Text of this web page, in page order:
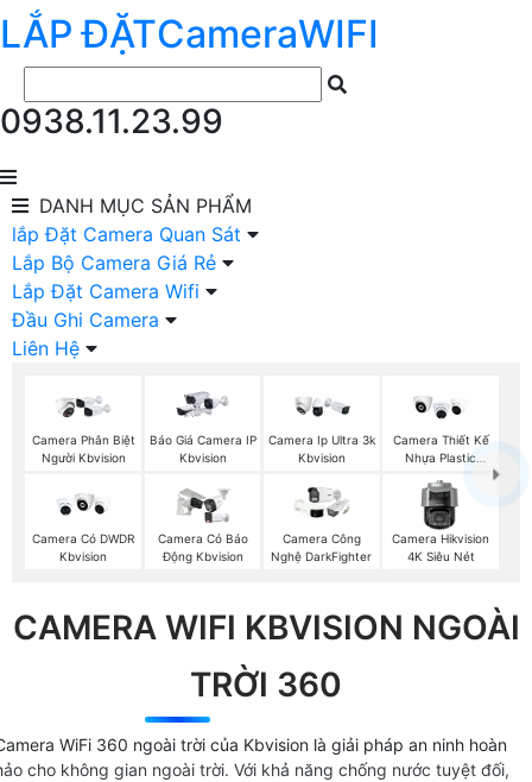
LẮP ĐẶTCameraWIFI
0938.11.23.99
DANH MỤC SẢN PHẨM
lắp Đặt Camera Quan Sát
Lắp Bộ Camera Giá Rẻ
Lắp Đặt Camera Wifi
Đầu Ghi Camera
Liên Hệ
Camera Phân Biệt
Người Kbvision
Báo Giá Camera IP
Kbvision
Camera Ip Ultra 3k
Kbvision
Camera Thiết Kế
Nhựa Plastic
Camera Có DWDR
Kbvision
Camera Có Báo
Động Kbvision
Camera Công
Nghệ DarkFighter
Camera Hikvision
4K Siêu Nét
CAMERA WIFI KBVISION NGOÀI
TRỜI 360
WiFi 360 ngoài trời của Kbvision là giải pháp an ninh hoàn
cho không gian ngoài trời. Với khả năng chống nước tuyệt đối,